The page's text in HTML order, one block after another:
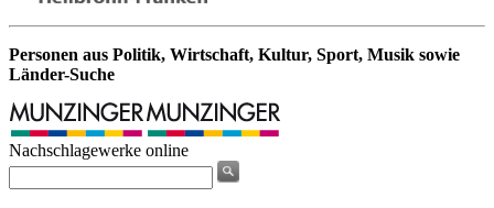
Personen aus Politik, Wirtschaft, Kultur, Sport, Musik sowie
Länder-Suche
Nachschlagewerke online